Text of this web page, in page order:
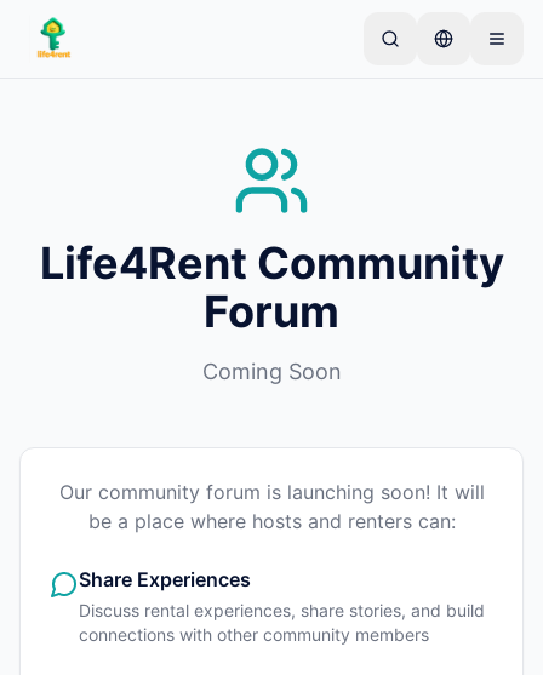
Skip to main content
des propriétaires commencent avec un seul article.
Les annonces sont publiées après vérification.
Créez votre première annonce
Annonces vérifiées
Life4Rent Community
Forum
Coming Soon
Our community forum is launching soon! It will
be a place where hosts and renters can:
Share Experiences
Discuss rental experiences, share stories, and build
connections with other community members